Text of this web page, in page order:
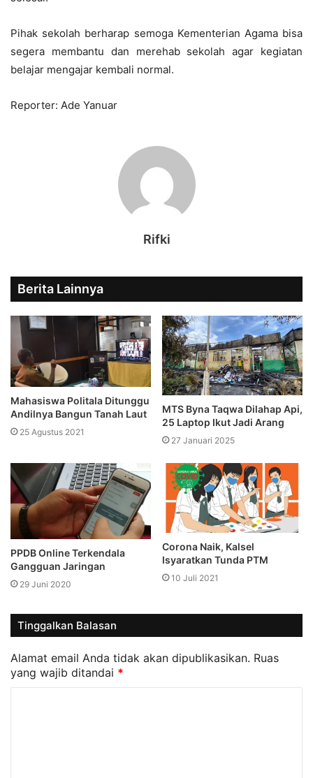
Pihak sekolah berharap semoga Kementerian Agama bisa
segera membantu dan merehab sekolah agar kegiatan
belajar mengajar kembali normal.
Reporter: Ade Yanuar
Rifki
Berita Lainnya
Mahasiswa Politala Ditunggu
Andilnya Bangun Tanah Laut
25 Agustus 2021
MTS Byna Taqwa Dilahap Api,
25 Laptop Ikut Jadi Arang
27 Januari 2025
PPDB Online Terkendala
Gangguan Jaringan
29 Juni 2020
Corona Naik, Kalsel
Isyaratkan Tunda PTM
10 Juli 2021
Tinggalkan Balasan
Alamat email Anda tidak akan dipublikasikan. Ruas
yang wajib ditandai *